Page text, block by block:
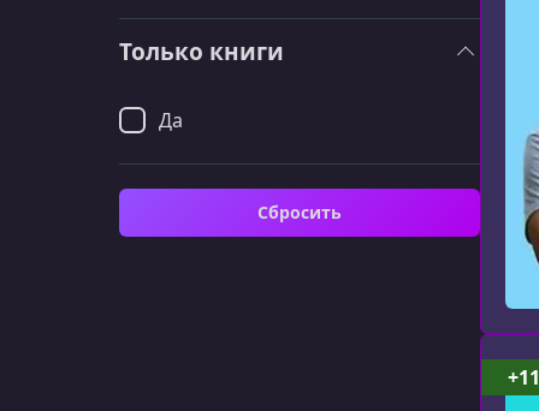
Только книги
Да
Сбросить
+11